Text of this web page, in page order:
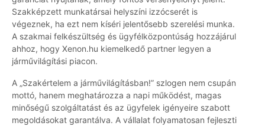
Szakképzett munkatársai helyszíni izzócserét is
végeznek, ha ezt nem kíséri jelentősebb szerelési munka.
A szakmai felkészültség és ügyfélközpontúság hozzájárul
ahhoz, hogy Xenon.hu kiemelkedő partner legyen a
járművilágítási piacon.
A „Szakértelem a járművilágításban!” szlogen nem csupán
mottó, hanem meghatározza a napi működést, magas
minőségű szolgáltatást és az ügyfelek igényeire szabott
megoldásokat garantálva. A vállalat folyamatosan fejleszti